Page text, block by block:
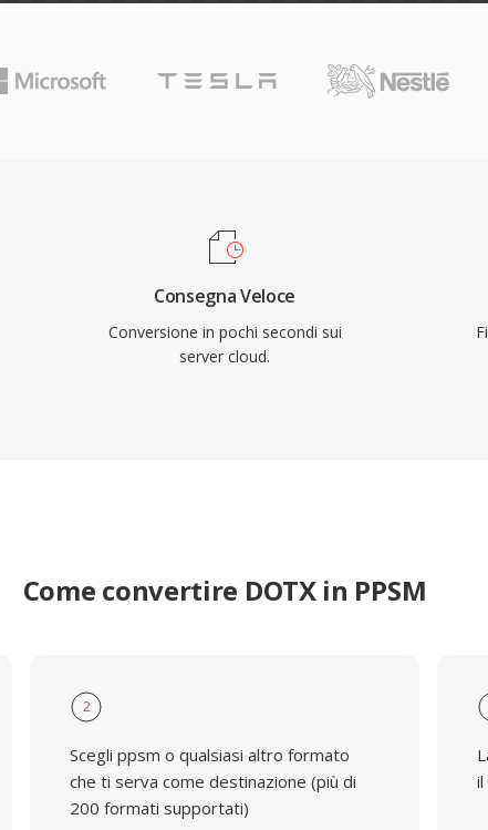
Consegna Veloce
Conversione in pochi secondi sui
server cloud.
Come convertire DOTX in PPSM
2
Scegli ppsm o qualsiasi altro formato
che ti serva come destinazione (più di
200 formati supportati)